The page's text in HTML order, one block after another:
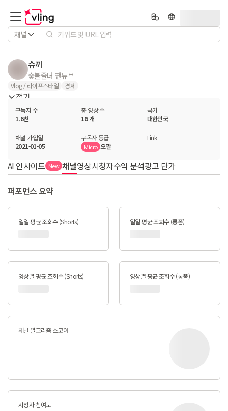
채널
슈끼
숮불줄녀 팬튜브
Vlog / 라이프스타일 경제
접기
구독자 수
1.6천
총 영상 수
16 개
국가
대한민국
채널 가입일
2021-01-05
구독자 등급
Micro 오팔
Link
AI 인사이트 New 채널영상시청자수익 분석광고 단가
퍼포먼스 요약
일일 평균 조회수 (Shorts) 일일 평균 조회수 (롱폼)
영상별 평균 조회수 (Shorts) 영상별 평균 조회수 (롱폼)
채널 알고리즘 스코어
시청자 참여도